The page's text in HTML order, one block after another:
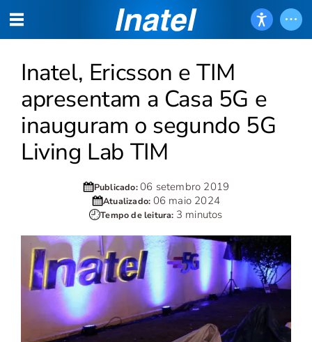
Inatel, Ericsson e TIM
apresentam a Casa 5G e
inauguram o segundo 5G
Living Lab TIM
Publicado:06 setembro 2019
Atualizado: 06 maio 2024
Tempo de leitura: 3 minutos